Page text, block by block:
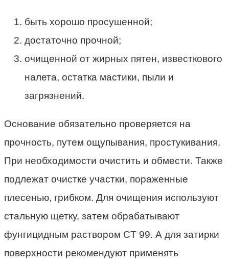
быть хорошо просушенной;
достаточно прочной;
очищенной от жирных пятен, известкового
налета, остатка мастики, пыли и
загрязнений.
Основание обязательно проверяется на
прочность, путем ощупывания, простукивания.
При необходимости очистить и обмести. Также
подлежат очистке участки, пораженные
плесенью, грибком. Для очищения используют
стальную щетку, затем обрабатывают
фунгицидным раствором CT 99. А для затирки
поверхности рекомендуют применять